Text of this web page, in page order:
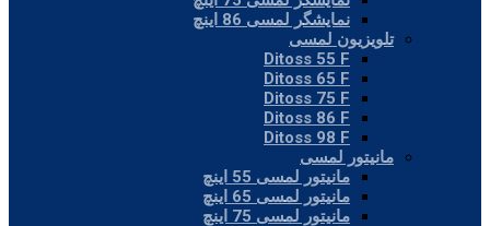
نمایشگر لمسی 86 اینچ
تلویزیون لمسی
Ditoss 55 F
Ditoss 65 F
Ditoss 75 F
Ditoss 86 F
Ditoss 98 F
مانیتور لمسی
مانیتور لمسی 55 اینچ
مانیتور لمسی 65 اینچ
مانیتور لمسی 75 اینچ